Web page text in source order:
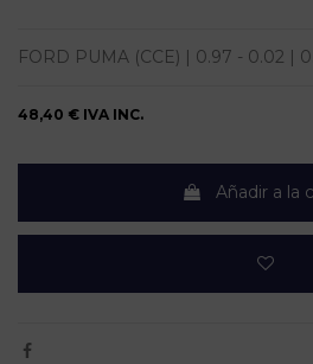
FORD PUMA (CCE) | 0.97 - 0.02 |
48,40 € IVA INC.
Añadir a la